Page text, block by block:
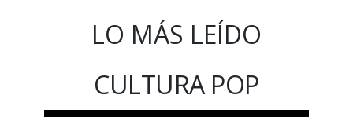
LO MÁS LEÍDO
CULTURA POP